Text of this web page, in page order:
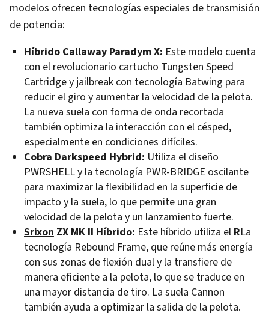
modelos ofrecen tecnologías especiales de transmisión
de potencia:
Híbrido Callaway Paradym X: Este modelo cuenta
con el revolucionario cartucho Tungsten Speed
Cartridge y jailbreak con tecnología Batwing para
reducir el giro y aumentar la velocidad de la pelota.
La nueva suela con forma de onda recortada
también optimiza la interacción con el césped,
especialmente en condiciones difíciles.
Cobra Darkspeed Hybrid: Utiliza el diseño
PWRSHELL y la tecnología PWR-BRIDGE oscilante
para maximizar la flexibilidad en la superficie de
impacto y la suela, lo que permite una gran
velocidad de la pelota y un lanzamiento fuerte.
SrixonZX MK II Híbrido: Este híbrido utiliza el RLa
tecnología Rebound Frame, que reúne más energía
con sus zonas de flexión dual y la transfiere de
manera eficiente a la pelota, lo que se traduce en
una mayor distancia de tiro. La suela Cannon
también ayuda a optimizar la salida de la pelota.